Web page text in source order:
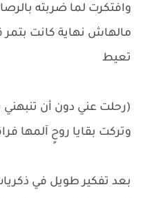
وافتكرت لما ضربته
مالهاش نهاية كانت
تعيط
(رحلت عني دون أن
وتركت بقايا روحٍ آلمها
بعد تفكير طويل في